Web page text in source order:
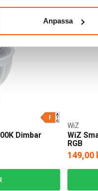
Anpassa
Dimbar
WiZ
RGB
WiZ
149,00